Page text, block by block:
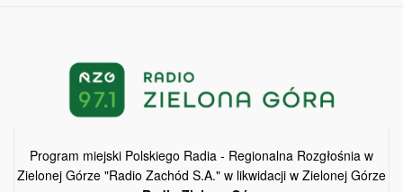
Program miejski Polskiego Radia - Regionalna Rozgłośnia w
Zielonej Górze "Radio Zachód S.A." w likwidacji w Zielonej Górze